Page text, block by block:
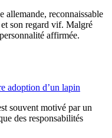
allemande, reconnaissable
son regard vif. Malgré
affirmée.
adoption d’un lapin
souvent motivé par un
des responsabilités